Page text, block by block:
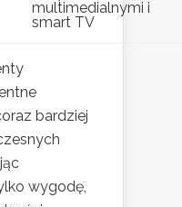
multimedialnymi i
smart TV
bardziej
wygodę,